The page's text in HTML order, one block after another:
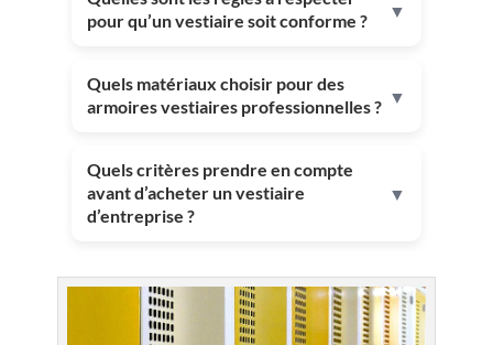
pour qu’un vestiaire soit conforme ?
▼
Quels matériaux choisir pour des
armoires vestiaires professionnelles ?
▼
Quels critères prendre en compte
avant d’acheter un vestiaire
d’entreprise ?
▼